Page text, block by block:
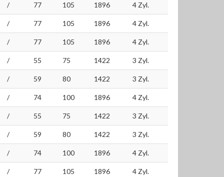
/ 77 105 1896 4 Zyl.
/ 77 105 1896 4 Zyl.
/ 77 105 1896 4 Zyl.
/ 55 75 1422 3 Zyl.
/ 59 80 1422 3 Zyl.
/ 74 100 1896 4 Zyl.
/ 55 75 1422 3 Zyl.
/ 59 80 1422 3 Zyl.
/ 74 100 1896 4 Zyl.
/ 77 105 1896 4 Zyl.